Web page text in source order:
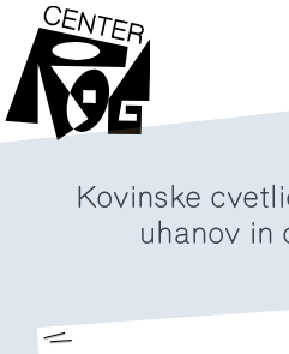
Kovinske
uhanov in